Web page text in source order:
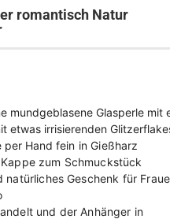
romantisch Natur
mundgeblasene Glasperle mit
etwas irrisierenden
per Hand fein in Gießharz
zum Schmuckstück
Geschenk für
und der Anhänger in